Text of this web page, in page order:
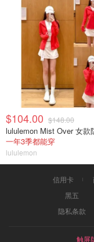
$104.00 $148.00
lululemon Mist Over 女款
一年3季都能穿
lululemon
信用卡
黑五
隐私条款
触屏